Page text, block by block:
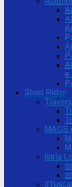
e
Short Rides
MAGS
Istria